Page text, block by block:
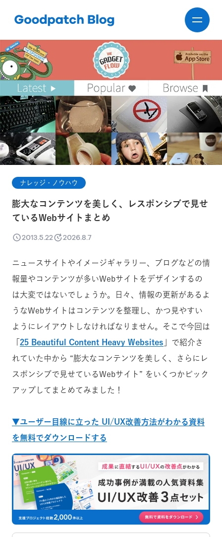
ナレッジ・ノウハウ
膨大なコンテンツを美しく、レスポンシブで見せ
ているWebサイトまとめ
2013.5.22 2026.8.7
ニュースサイトやイメージギャラリー、ブログなどの情
報量やコンテンツが多いWebサイトをデザインするの
は大変ではないでしょうか。日々、情報の更新があるよ
うなWebサイトはコンテンツを整理し、かつ見やすい
ようにレイアウトしなければなりません。そこで今回は
25 Beautiful Content Heavy Websites 」で紹介さ
れていた中から “膨大なコンテンツを美しく、さらにレ
スポンシブで見せているWebサイト” をいくつかピック
アップしてまとめてみました！
▼ユーザー目線に立った UI/UX改善方法がわかる資料
を無料でダウンロードする